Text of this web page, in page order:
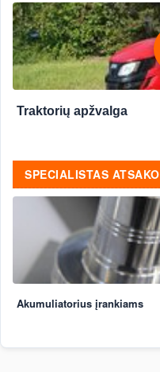
Traktorių apžvalga
SPECIALISTAS ATSAKO
Akumuliatorius įrankiams